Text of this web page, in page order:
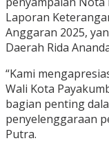
Laporan
Anggaran 2025,
Daerah Rida
“Kami
Wali Kota
bagian penting
penyelenggaraan
Putra.